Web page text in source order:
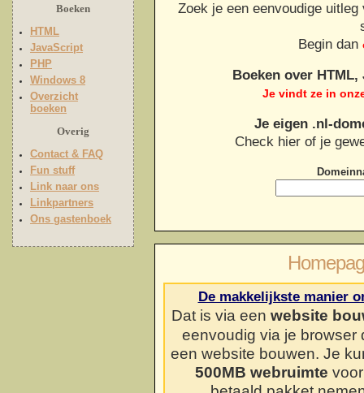
Zoek je een eenvoudige
Begin dan
Boeken over
Je vindt ze in
Je eigen .nl-
Check hier of je
De makkelijkste manier
Dat is via een website
eenvoudig via je
een website bouwen. Je
500MB webruimte
Boeken
HTML
JavaScript
PHP
Windows 8
Overzicht
boeken
Overig
Contact & FAQ
Fun stuff
Link naar ons
Linkpartners
Ons gastenboek